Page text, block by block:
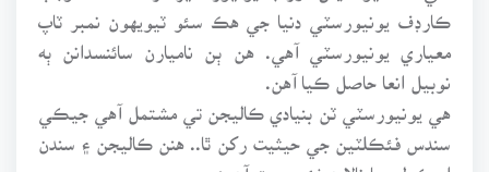
ڪارڊف يونيورسٽي دنيا جي هڪ سئو ٽيويهون نمبر ٽاپ
معياري يونيورسٽي آهي. هن ٻن ناميارن سائنسدانن ٻه
نوبيل انعا حاصل ڪيا آهن.
هي يونيورسٽي ٽن بنيادي ڪاليجن تي مشتمل آهي جيڪي
سندس فئڪلٽين جي حيثيت رکن ٿا.. هنن ڪاليجن ۽ سندن
اسڪولن جا نالا هيٺئين ريت آهن: